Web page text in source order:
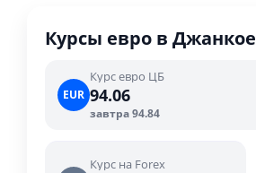
Курсы евро в Джанкое
EUR
Курс евро ЦБ
94.06
завтра 94.84
Курс на Forex